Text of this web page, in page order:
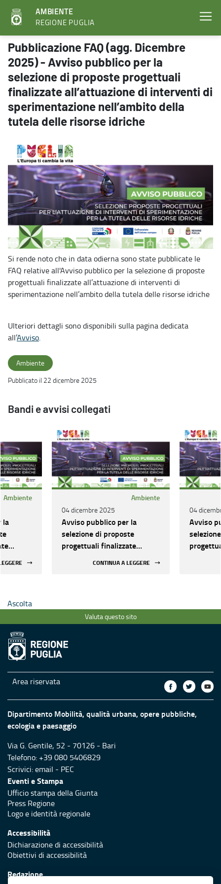
AMBIENTE
REGIONE PUGLIA
Pubblicazione FAQ (agg. Dicembre 2025) - Avviso pubblico per
Pubblicazione FAQ (agg. Dicembre
2025) - Avviso pubblico per la
selezione di proposte progettuali
finalizzate all’attuazione di interventi di
sperimentazione nell’ambito della
tutela delle risorse idriche
Si rende noto che in data odierna sono state pubblicate le
FAQ relative all'Avviso pubblico per la selezione di proposte
progettuali finalizzate all’attuazione di interventi di
sperimentazione nell’ambito della tutela delle risorse idriche
Ulteriori dettagli sono disponibili sulla pagina dedicata
all’Avviso.
Ambiente
Pubblicato il 22 dicembre 2025
Bandi e avvisi collegati
Ambiente
la
Ambiente
04 dicembre 2025
Avviso pubblico per la
selezione di proposte
progettuali finalizzate
CONTINUA A LEGGERE
04
Avviso
Ascolta
Valuta questo sito
Area riservata
Dipartimento Mobilità, qualità urbana, opere pubbliche,
ecologia e paesaggio
Via G. Gentile, 52 - 70126 - Bari
Telefono: +39 080 5406829
Scrivici:email - PEC
Eventi e Stampa
Ufficio stampa della Giunta
Press Regione
Logo e identità regionale
Accessibilità
Dichiarazione di accessibilità
Obiettivi di accessibilità
Redazione